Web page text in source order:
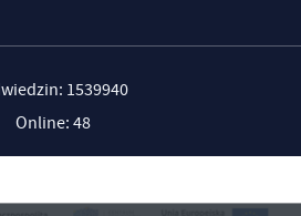
1539940
Online: 48